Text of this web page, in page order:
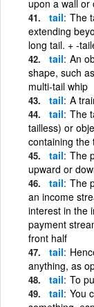
upon a wall or
tail The
extending
long tail. + -
tail An
shape, such
multi-tail whip
tail A
tail The
tailless) or
containing the
tail The
upward or
tail The
an income
interest in the
payment
front half
tail
anything, as
tail To
tail You